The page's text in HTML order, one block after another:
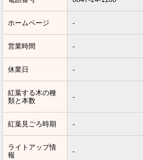
ホームページ -
営業時間 -
休業日 -
紅葉する木の種
類と本数
-
紅葉見ごろ時期 -
ライトアップ情
報
-